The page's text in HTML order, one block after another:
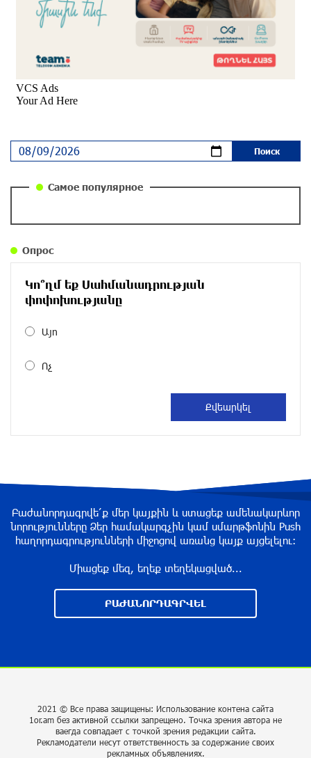
около одного месяца назад
и чего на самом деле ожидает общество?
парламентского бойкота оппозиции - пустая
повестка дня? «Паст»
около одного месяца назад
Размик Марукян стал обладателем бронзовой
избежать энергодефицита в Армении: Алексей
около одного месяца назад
На автодороге Ереван-Севан произошел
Оппозиция Грузии отказалась от мандатов и
представлять Армению
около одного месяца назад
Самое популярное
Опрос
Կո՞ղմ եք Սահմանադրության
փոփոխությանը
Այո
Ոչ
Բաժանորդագրվե՛ք մեր կայքին և ստացեք ամենակարևոր
նորությունները Ձեր համակարգչին կամ սմարթֆոնին Push
հաղորդագրությունների միջոցով առանց կայք այցելելու։
Միացեք մեզ, եղեք տեղեկացված...
ԲԱԺԱՆՈՐԴԱԳՐՎԵԼ
2021 © Все права защищены: Использование контена сайта
1or.am без активной ссылки запрещено. Точка зрения автора не
ваегда совпадает с точкой зрения редакции сайта.
Рекламодатели несут ответственность за содержание своих
рекламных объявлениях.